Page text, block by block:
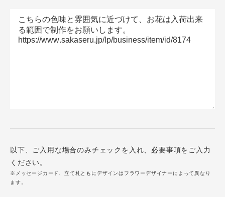
以下、ご入用な場合のみチェックを入れ、必要事項をご入力
ください。
※メッセージカード、立て札ともにデザインはフラワーデザイナーによって異なり
ます。